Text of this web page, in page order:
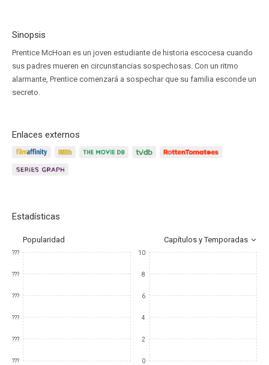
Sinopsis
Prentice McHoan es un joven estudiante de historia escocesa cuando
sus padres mueren en circunstancias sospechosas. Con un ritmo
alarmante, Prentice comenzará a sospechar que su familia esconde un
secreto.
Enlaces externos
Estadísticas
Popularidad Capítulos y Temporadas
???
???
???
???
???
???
10
8
6
4
2
0